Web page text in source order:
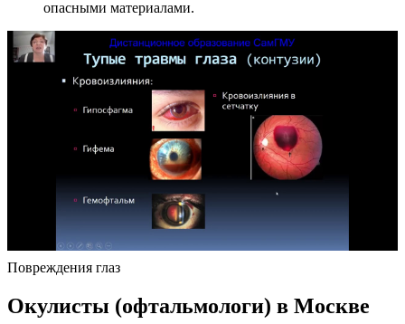
опасными материалами.
Повреждения глаз
Окулисты (офтальмологи) в Москве